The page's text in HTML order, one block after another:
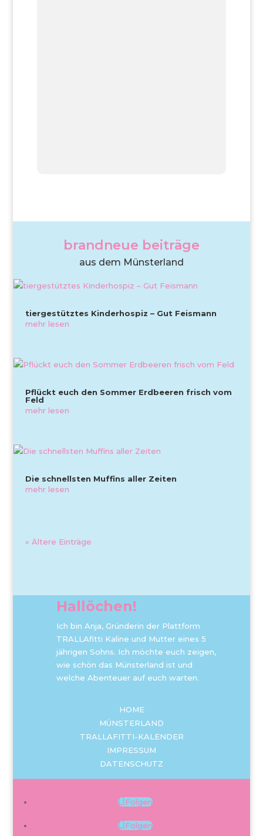
brandneue beiträge
aus dem Münsterland
tiergestütztes Kinderhospiz – Gut Feismann
mehr lesen
Pflückt euch den Sommer Erdbeeren frisch vom
Feld
mehr lesen
Die schnellsten Muffins aller Zeiten
mehr lesen
« Ältere Einträge
Hallöchen!
Ich bin Anja, Gründerin der Plattform
TRALLAfitti Kaline und Mutter eines 5
jährigen Sohns. Ich möchte euch zeigen,
wie schön das Münsterland ist und
welche Abenteuer auf euch warten.
HOME
MÜNSTERLAND
TRALLAFITTI-KALENDER
IMPRESSUM
DATENSCHUTZ
Folgen
Folgen